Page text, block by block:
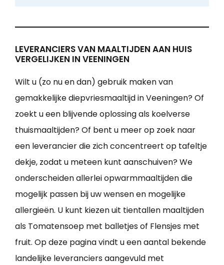
LEVERANCIERS VAN MAALTIJDEN AAN HUIS
VERGELIJKEN IN VEENINGEN
Wilt u (zo nu en dan) gebruik maken van
gemakkelijke diepvriesmaaltijd in Veeningen? Of
zoekt u een blijvende oplossing als koelverse
thuismaaltijden? Of bent u meer op zoek naar
een leverancier die zich concentreert op tafeltje
dekje, zodat u meteen kunt aanschuiven? We
onderscheiden allerlei opwarmmaaltijden die
mogelijk passen bij uw wensen en mogelijke
allergieën. U kunt kiezen uit tientallen maaltijden
als Tomatensoep met balletjes of Flensjes met
fruit. Op deze pagina vindt u een aantal bekende
landelijke leveranciers aangevuld met